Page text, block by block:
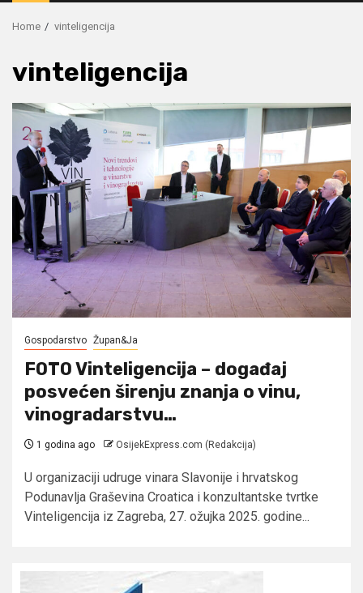
Home vinteligencija
vinteligencija
Gospodarstvo Župan&Ja
FOTO Vinteligencija – događaj
posvećen širenju znanja o vinu,
vinogradarstvu…
1 godina ago OsijekExpress.com (Redakcija)
U organizaciji udruge vinara Slavonije i hrvatskog
Podunavlja Graševina Croatica i konzultantske tvrtke
Vinteligencija iz Zagreba, 27. ožujka 2025. godine...